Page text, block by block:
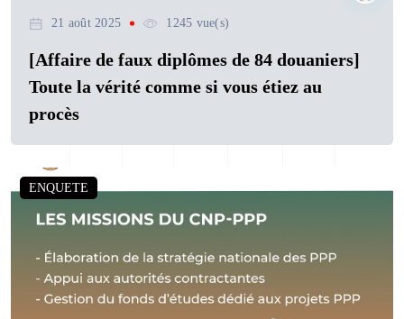
21 août 2025 1245 vue(s)
[Affaire de faux diplômes de 84 douaniers]
Toute la vérité comme si vous étiez au
procès
ENQUETE